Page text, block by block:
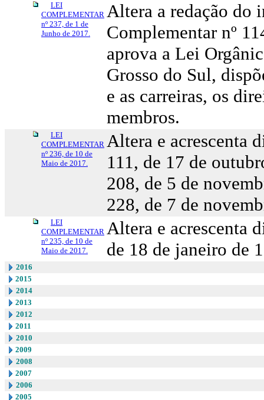
LEI
COMPLEMENTAR
nº 237, de 1 de
Junho de 2017.
Altera a redação do
Complementar nº
aprova a Lei
Grosso do Sul,
e as carreiras, os
membros.
LEI
COMPLEMENTAR
nº 236, de 10 de
Maio de 2017.
Altera e acrescenta
111, de 17 de
208, de 5 de
228, de 7 de
LEI
COMPLEMENTAR
nº 235, de 10 de
Maio de 2017.
Altera e acrescenta
de 18 de janeiro de
2016
2015
2014
2013
2012
2011
2010
2009
2008
2007
2006
2005